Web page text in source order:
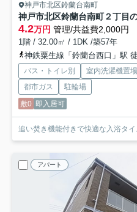
神戸市北区鈴蘭台南町
神戸市北区鈴蘭台南町２丁目
4.2万円 管理/共益費2,000円
1階 / 32.00㎡ / 1DK /築57年
神鉄粟生線「鈴蘭台西口」駅
バス・トイレ別 室内洗濯機置場
都市ガス
駐輪場
敷0 即入居可
追い焚き機能付きで快適な入浴タイ
アパート